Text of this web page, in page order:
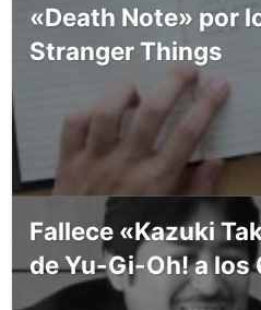
«Death Note» por
Stranger Things
Fallece «Kazuki
de Yu-Gi-Oh! a los